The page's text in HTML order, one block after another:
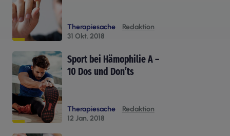
Therapiesache
Redaktion
31 Okt. 2018
Sport bei Hämophilie A –
10 Dos und Don’ts
Therapiesache
Redaktion
12 Jan. 2018